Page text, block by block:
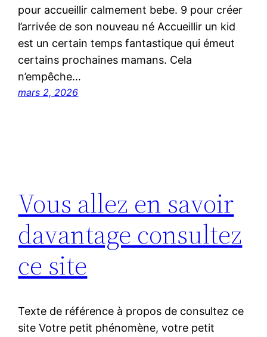
pour accueillir calmement bebe. 9 pour créer
l’arrivée de son nouveau né Accueillir un kid
est un certain temps fantastique qui émeut
certains prochaines mamans. Cela
n’empêche…
mars 2, 2026
Vous allez en savoir
davantage consultez
ce site
Texte de référence à propos de consultez ce
site Votre petit phénomène, votre petit